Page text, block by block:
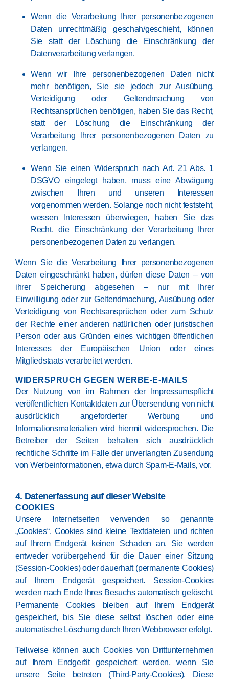
Wenn die Verarbeitung Ihrer personenbezogenen
Daten unrechtmäßig geschah/geschieht, können
Sie statt der Löschung die Einschränkung der
Datenverarbeitung verlangen.
Wenn wir Ihre personenbezogenen Daten nicht
mehr benötigen, Sie sie jedoch zur Ausübung,
Verteidigung oder Geltendmachung von
Rechtsansprüchen benötigen, haben Sie das Recht,
statt der Löschung die Einschränkung der
Verarbeitung Ihrer personenbezogenen Daten zu
verlangen.
Wenn Sie einen Widerspruch nach Art. 21 Abs. 1
DSGVO eingelegt haben, muss eine Abwägung
zwischen Ihren und unseren Interessen
vorgenommen werden. Solange noch nicht feststeht,
wessen Interessen überwiegen, haben Sie das
Recht, die Einschränkung der Verarbeitung Ihrer
personenbezogenen Daten zu verlangen.
Wenn Sie die Verarbeitung Ihrer personenbezogenen
Daten eingeschränkt haben, dürfen diese Daten – von
ihrer Speicherung abgesehen – nur mit Ihrer
Einwilligung oder zur Geltendmachung, Ausübung oder
Verteidigung von Rechtsansprüchen oder zum Schutz
der Rechte einer anderen natürlichen oder juristischen
Person oder aus Gründen eines wichtigen öffentlichen
Interesses der Europäischen Union oder eines
Mitgliedstaats verarbeitet werden.
WIDERSPRUCH GEGEN WERBE-E-MAILS
Der Nutzung von im Rahmen der Impressumspflicht
veröffentlichten Kontaktdaten zur Übersendung von nicht
ausdrücklich angeforderter Werbung und
Informationsmaterialien wird hiermit widersprochen. Die
Betreiber der Seiten behalten sich ausdrücklich
rechtliche Schritte im Falle der unverlangten Zusendung
von Werbeinformationen, etwa durch Spam-E-Mails, vor.
4. Datenerfassung auf dieser Website
COOKIES
Unsere Internetseiten verwenden so genannte
„Cookies“. Cookies sind kleine Textdateien und richten
auf Ihrem Endgerät keinen Schaden an. Sie werden
entweder vorübergehend für die Dauer einer Sitzung
(Session-Cookies) oder dauerhaft (permanente Cookies)
auf Ihrem Endgerät gespeichert. Session-Cookies
werden nach Ende Ihres Besuchs automatisch gelöscht.
Permanente Cookies bleiben auf Ihrem Endgerät
gespeichert, bis Sie diese selbst löschen oder eine
automatische Löschung durch Ihren Webbrowser erfolgt.
Teilweise können auch Cookies von Drittunternehmen
auf Ihrem Endgerät gespeichert werden, wenn Sie
unsere Seite betreten (Third-Party-Cookies). Diese